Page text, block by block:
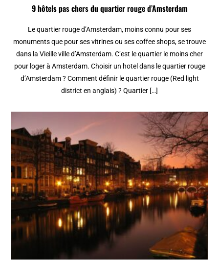
9 hôtels pas chers du quartier rouge d’Amsterdam
Le quartier rouge d’Amsterdam, moins connu pour ses
monuments que pour ses vitrines ou ses coffee shops, se trouve
dans la Vieille ville d’Amsterdam. C’est le quartier le moins cher
pour loger à Amsterdam. Choisir un hotel dans le quartier rouge
d’Amsterdam ? Comment définir le quartier rouge (Red light
district en anglais) ? Quartier […]